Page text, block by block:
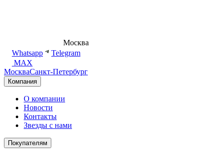
Москва
Whatsapp
Telegram
MAX
МоскваСанкт-Петербург
Компания
О компании
Новости
Контакты
Звезды с нами
Покупателям